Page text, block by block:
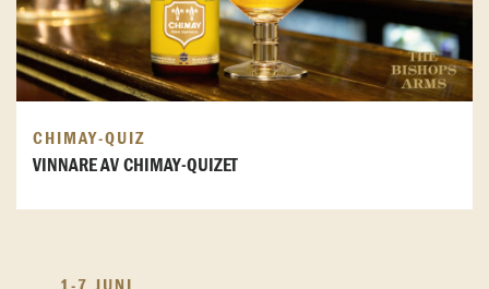
CHIMAY-QUIZ
VINNARE AV CHIMAY-QUIZET